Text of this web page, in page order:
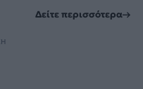
Δείτε περισσότερα